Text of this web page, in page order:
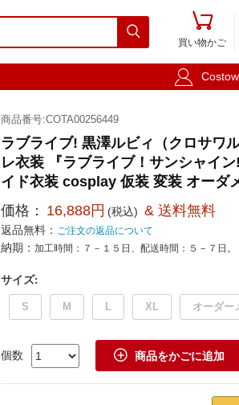


買い物かご

商品番号:COTA00256449
ラブライブ! 黒澤ルビィ（クロサワ
レ衣装 『ラブライブ！サンシャイ
イド衣装 cosplay 仮装 変装 オーダ
価格： 16,888円 (税込) & 送料無料
返品無料： ご注文の返品について
納期： 加工時間：７－１５日、配送時間：５－７日
サイズ:
S M L XL オーダー
個数  商品をかごに追加